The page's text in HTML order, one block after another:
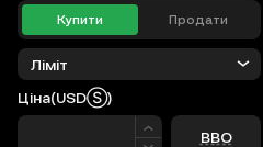
Купити Продати
Ліміт
Ціна(USDⓈ)
Ціна
BBO